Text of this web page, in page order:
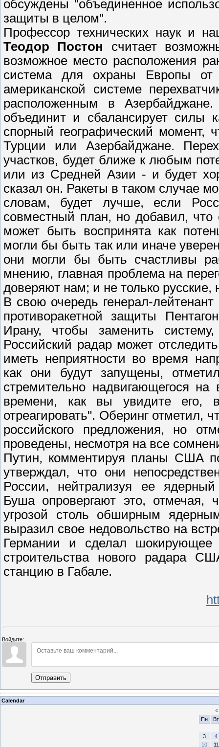
обсуждены "объединенное
защиты в целом".
Профессор технических наук и
Теодор Постон считает
возможное место расположения
система для охраны Европы от
американской системе
расположенным в
объединит и сбалансирует силы
спорный географический момент,
Турции или Азербайджане.
участков, будет ближе к любым
или из Средней Азии - и будет
сказал он. Ракеты в таком случае
словам, будет лучше, если
совместный план, но добавил,
может быть воспринята как
могли бы быть так или иначе
они могли бы быть счастливы
мнению, главная проблема на
доверяют нам; и не только русские,
В свою очередь генерал-лейтенант
противоракетной защиты
Ирану, чтобы заменить
Российский радар может
иметь неприятности во время
как они будут запущены,
стремительно надвигающегося
времени, как вы увидите его,
отреагировать". Оберинг отметил,
российского предложения, но
проведены, несмотря на все
Путин, комментируя планы США
утверждал, что они
России, нейтрализуя ее
Буша опровергают это, отмечая,
угрозой столь обширным
выразил свое недовольство на
Германии и сделал шокирующее
строительства нового радара
станцию в Габале.
Войдите:
Отправить
Calendar
«
Пн
Вт
3
4
10
11